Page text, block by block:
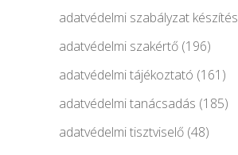
adatvédelmi szabályzat készítés
adatvédelmi szakértő (196)
adatvédelmi tájékoztató (161)
adatvédelmi tanácsadás (185)
adatvédelmi tisztviselő (48)